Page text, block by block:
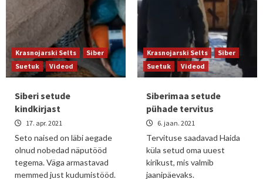
Krasnojarski Selts
Siber
Suetuk
Videod
Siberi setude
kindkirjast
17. apr. 2021
Seto naised on läbi aegade
olnud nobedad näputööd
tegema. Väga armastavad
memmed just kudumistööd.
Krasnojarski Selts
Siber
Suetuk
Videod
Siberimaa setude
pühade tervitus
6. jaan. 2021
Tervituse saadavad Haida
küla setud oma uuest
kirikust, mis valmib
jaanipäevaks.